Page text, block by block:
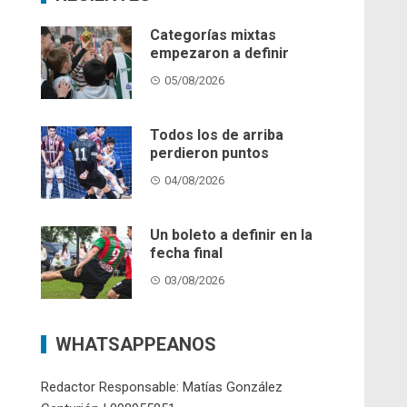
Categorías mixtas
empezaron a definir
05/08/2026
Todos los de arriba
perdieron puntos
04/08/2026
Un boleto a definir en la
fecha final
03/08/2026
WHATSAPPEANOS
Redactor Responsable: Matías González